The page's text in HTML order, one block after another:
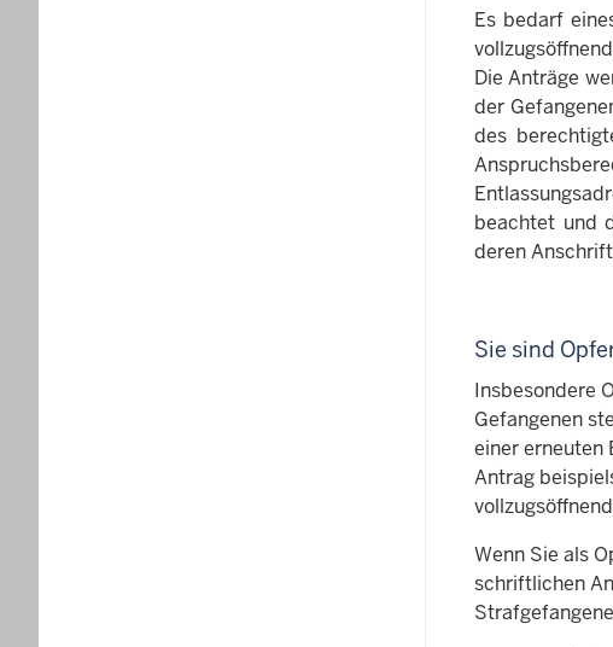
Es bedarf
Die Anträge
der
des
beachtet und
deren
Sie sind
Insbesondere
Gefangenen
einer erneuten
Antrag
Wenn Sie als
schriftlichen